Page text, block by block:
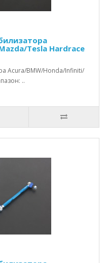
Tesla Hardrace
Acura/BMW/Honda/Infiniti/
..